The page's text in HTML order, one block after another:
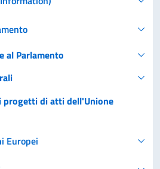
al Parlamento
progetti di atti dell'Unione
Europei